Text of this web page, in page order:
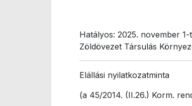
Hatályos: 2025. november 1-
Zöldövezet Társulás
Elállási nyilatkozatminta
(a 45/2014. (II.26.) Korm.